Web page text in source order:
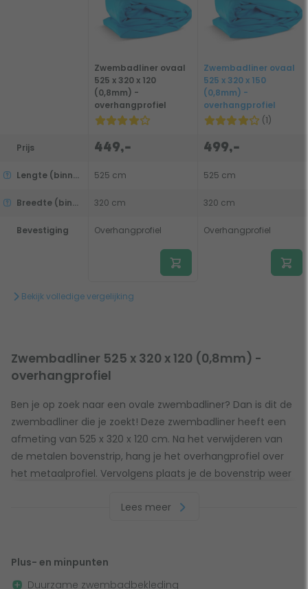
Prijs
Lengte (binnenmaat)
Breedte (binnenmaat)
Bevestiging
Zwembadliner ovaal
525 x 320 x 120
(0,8mm) -
overhangprofiel
449,-
525 cm
320 cm
Overhangprofiel
Zwembadliner ovaal
525 x 320 x 150
(0,8mm) -
overhangprofiel
(1)
499,-
525 cm
320 cm
Overhangprofiel
Bekijk volledige vergelijking
Zwembadliner 525 x 320 x 120 (0,8mm) -
overhangprofiel
Ben je op zoek naar een ovale zwembadliner? Dan is dit de
zwembadliner die je zoekt! Deze zwembadliner heeft een
afmeting van 525 x 320 x 120 cm. Na het verwijderen van
de metalen bovenstrip, hang je het overhangprofiel over
het metaalprofiel. Vervolgens plaats je de bovenstrip weer
Wil jij een zwembad kopen, of heb je er al een, en is jouw
Lees meer
Plus- en minpunten
Duurzame zwembadbekleding